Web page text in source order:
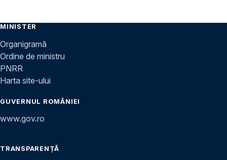
MINISTER
Organigramă
Ordine de ministru
PNRR
Harta site-ului
GUVERNUL ROMÂNIEI
www.gov.ro
TRANSPARENȚĂ